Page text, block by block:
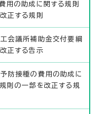
用の助成に関する規則
正する規則
会議所補助金交付要綱
正する告示
防接種の費用の助成に
則の一部を改正する規